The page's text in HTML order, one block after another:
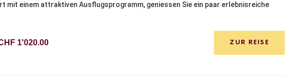
mit einem attraktiven Ausflugsprogramm, geniessen Sie ein paar erlebnisreiche
1'020.00 ZUR REISE